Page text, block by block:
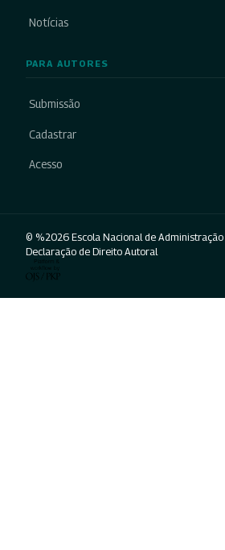
Notícias
PARA AUTORES
Submissão
Cadastrar
Acesso
© %2026 Escola Nacional de Administração
Declaração de Direito Autoral